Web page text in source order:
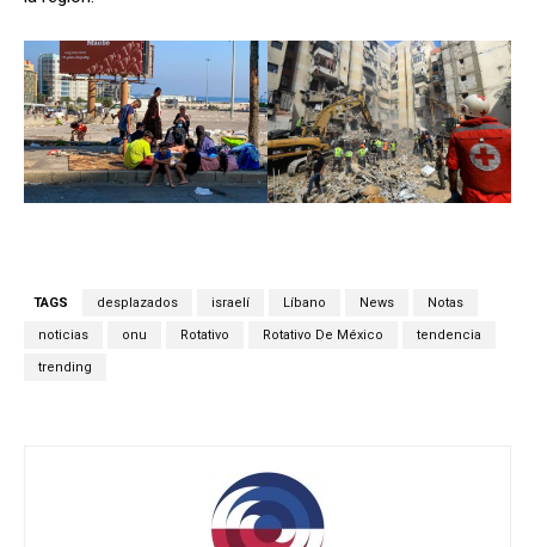
TAGS desplazados israelí Líbano News Notas
noticias onu Rotativo Rotativo De México tendencia
trending